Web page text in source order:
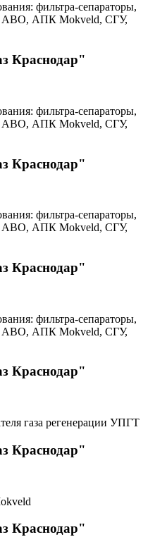
фильтра-сепараторы,
АВО, АПК Mokveld, СГУ,
Краснодар"
фильтра-сепараторы,
АВО, АПК Mokveld, СГУ,
Краснодар"
фильтра-сепараторы,
АВО, АПК Mokveld, СГУ,
Краснодар"
фильтра-сепараторы,
АВО, АПК Mokveld, СГУ,
Краснодар"
газа регенерации УПГТ
Краснодар"
Краснодар"